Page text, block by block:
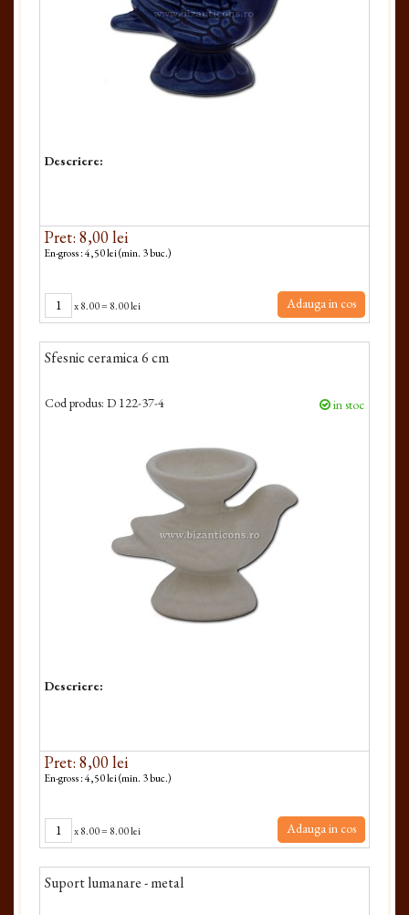
Descriere:
Pret: 8,00 lei
En-gross : 4,50 lei (min. 3 buc.)
x8.00= 8.00 lei Adauga in cos
Sfesnic ceramica 6 cm
Cod produs: D 122-37-4 in stoc
Descriere:
Pret: 8,00 lei
En-gross : 4,50 lei (min. 3 buc.)
x8.00= 8.00 lei Adauga in cos
Suport lumanare - metal